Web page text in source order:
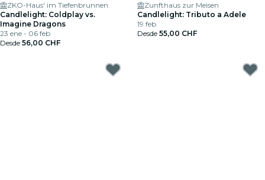
ZKO-Haus' im Tiefenbrunnen
Candlelight: Coldplay vs.
Imagine Dragons
23 ene - 06 feb
Desde 56,00 CHF
Zunfthaus zur Meisen
Candlelight: Tributo a Adele
19 feb
Desde 55,00 CHF